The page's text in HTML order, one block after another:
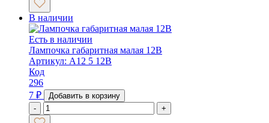
В наличии
Есть в наличии
Лампочка габаритная малая 12В
Артикул: А12 5 12В
Код
296
7 ₽
Добавить в корзину
-
+